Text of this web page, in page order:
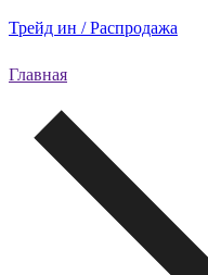
Трейд ин / Распродажа
Главная